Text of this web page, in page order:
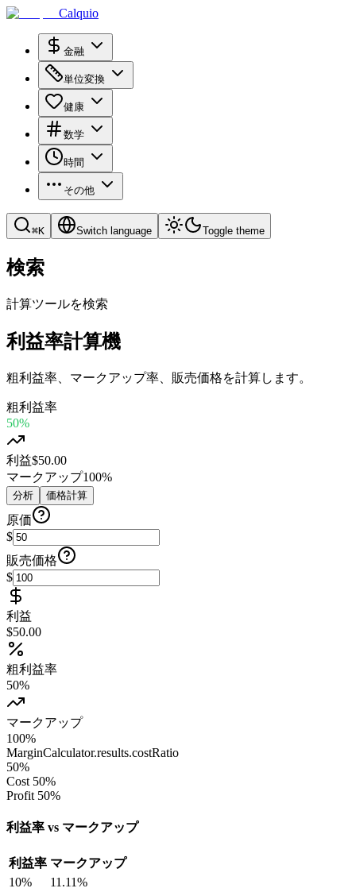
Calquio
金融
単位変換
健康
数学
時間
その他
⌘K Switch language Toggle theme
検索
計算ツールを検索
利益率計算機
粗利益率、マークアップ率、販売価格を計算します。
粗利益率
50%
利益$50.00
マークアップ100%
分析 価格計算
原価
$
販売価格
$
利益
$50.00
粗利益率
50%
マークアップ
100%
MarginCalculator.results.costRatio
50%
Cost 50%
Profit 50%
利益率 vs マークアップ
利益率 マークアップ
10% 11.11%